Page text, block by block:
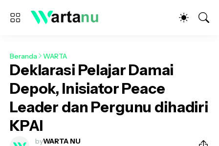
Beranda WARTA
Deklarasi Pelajar Damai
Depok, Inisiator Peace
Leader dan Pergunu dihadiri
KPAI
byWARTA NU